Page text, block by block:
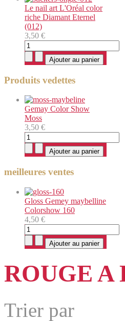
Le nail art L'Oréal color
riche Diamant Eternel
(012)
3,50 €
Produits vedettes
Gemay Color Show
Moss
3,50 €
meilleures ventes
Gloss Gemey maybelline
Colorshow 160
4,50 €
ROUGE A
Trier par